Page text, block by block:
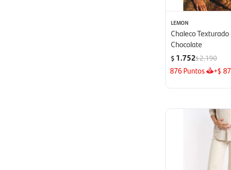
LEMON
Chaleco Texturado
Chocolate
$ 1.752$2.190
876Puntos +$